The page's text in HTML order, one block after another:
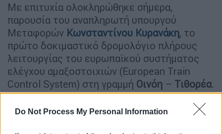
Do Not Process My Personal Information
Με επιτυχία ολοκληρώθηκε σήμερα,
παρουσία του αναπληρωτή υπουργού
Μεταφορών Κωνσταντίνου Κυρανάκη, το
πρώτο δοκιμαστικό δρομολόγιο πλήρους
λειτουργίας του ευρωπαϊκού συστήματος
ελέγχου αμαξοστοιχιών (European Train
Control System) στη γραμμή Οινόη – Τιθορέα.
ΔΙΑΒΑΣΤΕ ΕΠΙΣΗΣ